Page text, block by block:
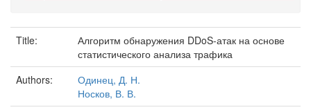
Title:
Алгоритм обнаружения DDoS-атак на основе
статистического анализа трафика
Authors:
Одинец, Д. Н.
Носков, В. В.